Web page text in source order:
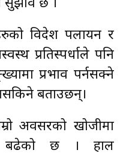
छ ।
विदेश पलायन र
प्रतिस्पर्धाले पनि
प्रभाव पर्नसक्ने
बताउछन्।
अवसरको खोजीमा
बढेको छ । हाल